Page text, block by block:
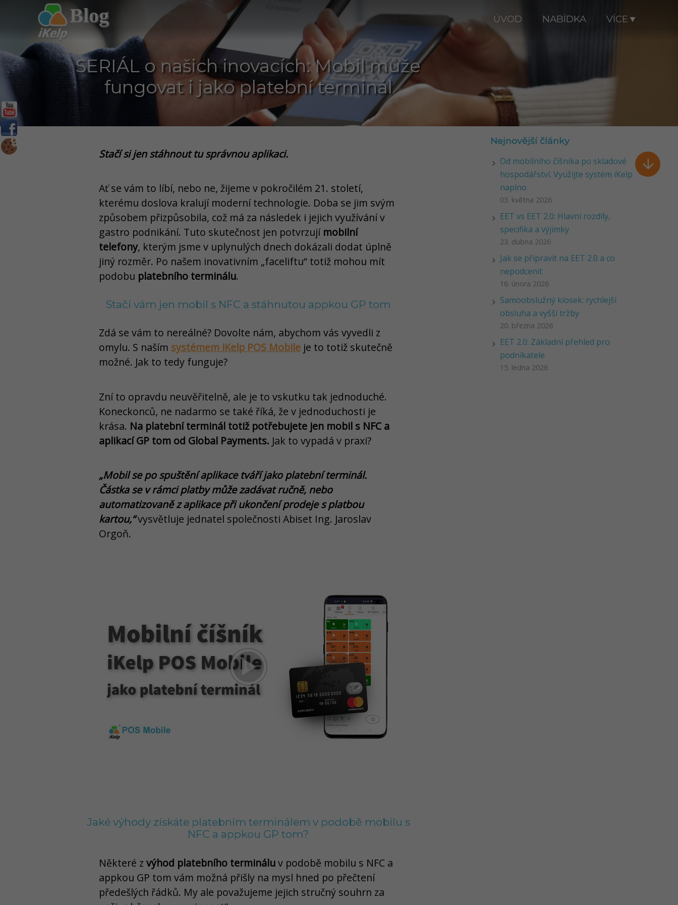
Blog ÚVOD NABÍDKA VÍCE

SERIÁL o našich inovacích: Mobil může
fungovat i jako platební terminál
Stačí si jen stáhnout tu správnou aplikaci.
Ať se vám to líbí, nebo ne, žijeme v pokročilém 21. století,
kterému doslova kralují moderní technologie. Doba se jim svým
způsobem přizpůsobila, což má za následek i jejich využívání v
gastro podnikání. Tuto skutečnost jen potvrzují mobilní
telefony, kterým jsme v uplynulých dnech dokázali dodat úplně
jiný rozměr. Po našem inovativním „faceliftu“ totiž mohou mít
podobu platebního terminálu.
Stačí vám jen mobil s NFC a stáhnutou appkou GP tom
Zdá se vám to nereálné? Dovolte nám, abychom vás vyvedli z
omylu. S naším systémem iKelp POS Mobile je to totiž skutečně
možné. Jak to tedy funguje?
Zní to opravdu neuvěřitelně, ale je to vskutku tak jednoduché.
Koneckonců, ne nadarmo se také říká, že v jednoduchosti je
krása. Na platební terminál totiž potřebujete jen mobil s NFC a
aplikací GP tom od Global Payments. Jak to vypadá v praxi?
„Mobil se po spuštění aplikace tváří jako platební terminál.
Částka se v rámci platby může zadávat ručně, nebo
automatizovaně z aplikace při ukončení prodeje s platbou
kartou,“vysvětluje jednatel společnosti Abiset Ing. Jaroslav
Orgoň.
Jaké výhody získáte platebním terminálem v podobě mobilu s
NFC a appkou GP tom?
Některé z výhod platebního termináluv podobě mobilu s NFC a
appkou GP tom vám možná přišly na mysl hned po přečtení
předešlých řádků. My ale považujeme jejich stručný souhrn za
Nejnovější články
Od mobilního číšníka po skladové
hospodářství. Využijte systém iKelp
naplno
03. května 2026
EET vs EET 2.0: Hlavní rozdíly,
specifika a výjimky
23. dubna 2026
Jak se připravit na EET 2.0 a co
nepodcenit
16. února 2026
Samoobslužný kiosek: rychlejší
obsluha a vyšší tržby
20. března 2026
EET 2.0: Základní přehled pro
podnikatele
15. ledna 2026